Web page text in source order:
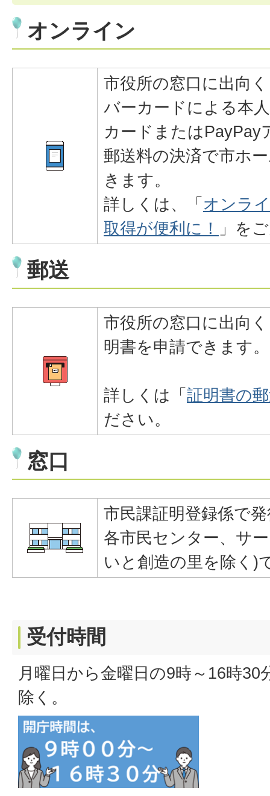
オンライン
市役所の窓口に出向
バーカードによる本
カードまたはPayPay
郵送料の決済で市ホ
きます。
詳しくは、「 オンラ
取得が便利に！
」を
郵送
市役所の窓口に出向
明書を申請できます。
詳しくは「 証明書の
ださい。
窓口
市民課証明登録係で
各市民センター、サ
いと創造の里を除く)
受付時間
月曜日から金曜日の9時～16時
除く。